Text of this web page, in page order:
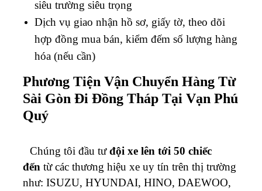
siêu trường siêu trọng
Dịch vụ giao nhận hồ sơ, giấy tờ, theo dõi
hợp đồng mua bán, kiểm đếm số lượng hàng
hóa (nếu cần)
Phương Tiện Vận Chuyển Hàng Từ
Sài Gòn Đi Đồng Tháp Tại Vạn Phú
Quý
Chúng tôi đầu tưđội xe lên tới 50 chiếc
đến từ các thương hiệu xe uy tín trên thị trường
như: ISUZU, HYUNDAI, HINO, DAEWOO,